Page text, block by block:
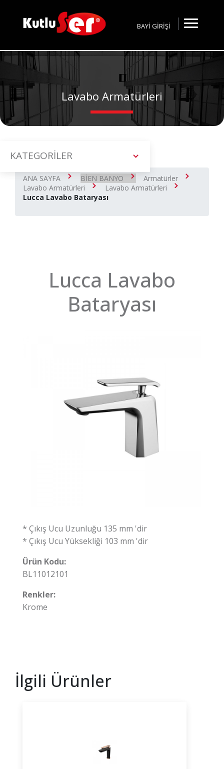
BAYİ GİRİŞİ
Lavabo Armatürleri
KATEGORİLER
ANA SAYFA BİEN BANYO
Armatürler
Lavabo Armatürleri
Lavabo Armatürleri
Lucca Lavabo Bataryası
Lucca Lavabo
Bataryası
* Çıkış Ucu Uzunluğu 135 mm 'dir
* Çıkış Ucu Yüksekliği 103 mm 'dir
Ürün Kodu:
BL11012101
Renkler:
Krome
İlgili Ürünler